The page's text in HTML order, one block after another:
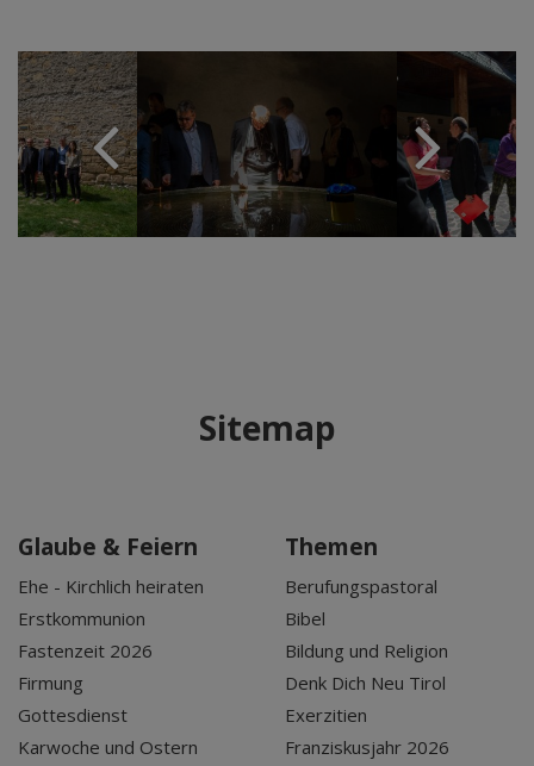
Sitemap
Glaube & Feiern
Ehe - Kirchlich heiraten
Erstkommunion
Fastenzeit 2026
Firmung
Gottesdienst
Karwoche und Ostern
Themen
Berufungspastoral
Bibel
Bildung und Religion
Denk Dich Neu Tirol
Exerzitien
Franziskusjahr 2026